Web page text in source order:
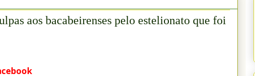
aos bacabeirenses pelo estelionato que foi